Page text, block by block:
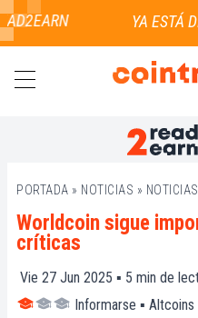
PORTADA » NOTICIAS »
Worldcoin sigue
críticas
Vie 27 Jun 2025 ▪ 5 min de
Informarse ▪ Altcoins